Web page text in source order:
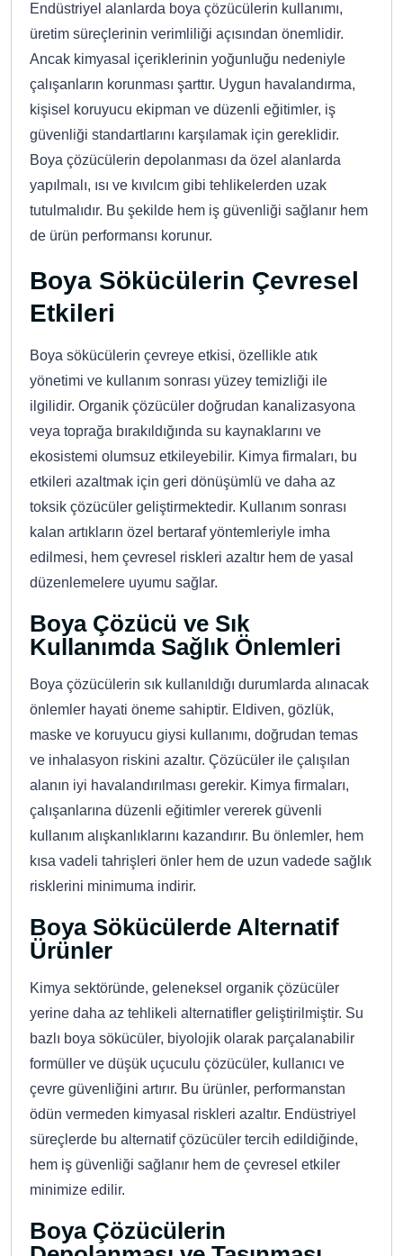
Endüstriyel alanlarda boya çözücülerin kullanımı,
üretim süreçlerinin verimliliği açısından önemlidir.
Ancak kimyasal içeriklerinin yoğunluğu nedeniyle
çalışanların korunması şarttır. Uygun havalandırma,
kişisel koruyucu ekipman ve düzenli eğitimler, iş
güvenliği standartlarını karşılamak için gereklidir.
Boya çözücülerin depolanması da özel alanlarda
yapılmalı, ısı ve kıvılcım gibi tehlikelerden uzak
tutulmalıdır. Bu şekilde hem iş güvenliği sağlanır hem
de ürün performansı korunur.
Boya Sökücülerin Çevresel
Etkileri
Boya sökücülerin çevreye etkisi, özellikle atık
yönetimi ve kullanım sonrası yüzey temizliği ile
ilgilidir. Organik çözücüler doğrudan kanalizasyona
veya toprağa bırakıldığında su kaynaklarını ve
ekosistemi olumsuz etkileyebilir. Kimya firmaları, bu
etkileri azaltmak için geri dönüşümlü ve daha az
toksik çözücüler geliştirmektedir. Kullanım sonrası
kalan artıkların özel bertaraf yöntemleriyle imha
edilmesi, hem çevresel riskleri azaltır hem de yasal
düzenlemelere uyumu sağlar.
Boya Çözücü ve Sık
Kullanımda Sağlık Önlemleri
Boya çözücülerin sık kullanıldığı durumlarda alınacak
önlemler hayati öneme sahiptir. Eldiven, gözlük,
maske ve koruyucu giysi kullanımı, doğrudan temas
ve inhalasyon riskini azaltır. Çözücüler ile çalışılan
alanın iyi havalandırılması gerekir. Kimya firmaları,
çalışanlarına düzenli eğitimler vererek güvenli
kullanım alışkanlıklarını kazandırır. Bu önlemler, hem
kısa vadeli tahrişleri önler hem de uzun vadede sağlık
risklerini minimuma indirir.
Boya Sökücülerde Alternatif
Ürünler
Kimya sektöründe, geleneksel organik çözücüler
yerine daha az tehlikeli alternatifler geliştirilmiştir. Su
bazlı boya sökücüler, biyolojik olarak parçalanabilir
formüller ve düşük uçuculu çözücüler, kullanıcı ve
çevre güvenliğini artırır. Bu ürünler, performanstan
ödün vermeden kimyasal riskleri azaltır. Endüstriyel
süreçlerde bu alternatif çözücüler tercih edildiğinde,
hem iş güvenliği sağlanır hem de çevresel etkiler
minimize edilir.
Boya Çözücülerin